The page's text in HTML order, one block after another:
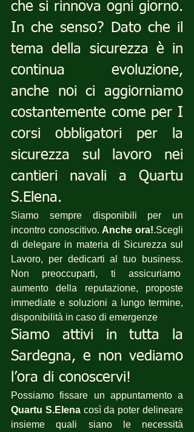
che si rinnova ogni giorno.
In che senso? Dato che il
tema della sicurezza è in
continua evoluzione,
anche noi ci aggiorniamo
costantemente come per I
corsi obbligatori per la
sicurezza sul lavoro nei
cantieri navali a Quartu
S.Elena.
Siamo sempre disponibili per un
incontro conoscitivo. Anche ora!.Scegli
di delegare in materia di Sicurezza sul
Lavoro, per dedicarti al tuo business.
Non preoccuparti, ti assicuriamo
aumento della reputazione, proposte
immediate e soluzioni a lungo termine,
disponibilità in caso di emergenze
Siamo attivi in tutta la
Sardegna, e non vediamo
l’ora di conoscervi!
Quartu S.Elena così da poter delineare
insieme quali siano le necessità